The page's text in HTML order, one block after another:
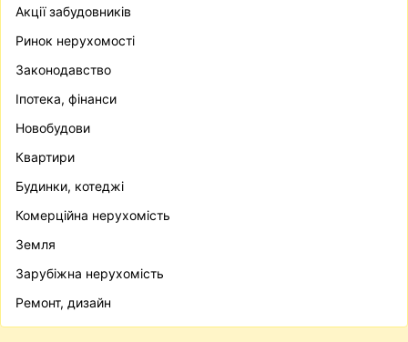
Акції забудовників
Ринок нерухомості
Законодавство
Іпотека, фінанси
Новобудови
Квартири
Будинки, котеджі
Комерційна нерухомість
Земля
Зарубіжна нерухомість
Ремонт, дизайн